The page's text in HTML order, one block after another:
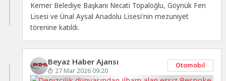
Kemer Belediye Başkanı Necati Topaloğlu, Göynük Fen
Lisesi ve Ünal Aysal Anadolu Lisesi'nin mezuniyet
törenine katıldı.
Beyaz Haber Ajansı
27 Mar 2026 09:20
Otomobil